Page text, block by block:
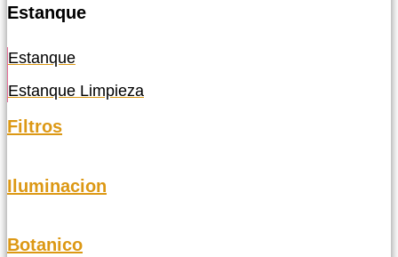
Estanque
Estanque
Estanque Limpieza
Filtros
Iluminacion
Botanico